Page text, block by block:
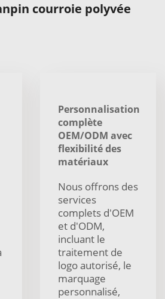
courroie polyvée
Personnalisation
complète
OEM/ODM avec
flexibilité des
matériaux
Nous offrons des
services
complets d'OEM
et d'ODM,
incluant le
traitement de
logo autorisé, le
marquage
personnalisé,